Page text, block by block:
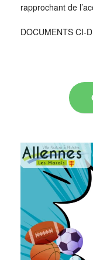
rapprochant de
DOCUMENTS CI-